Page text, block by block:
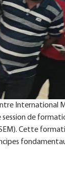
International
session de
Cette